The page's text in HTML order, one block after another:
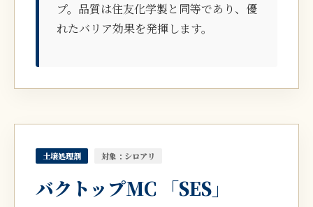
プ。品質は住友化学製と同等であり、優
れたバリア効果を発揮します。
土壌処理剤 対象：シロアリ
バクトップMC 「SES」